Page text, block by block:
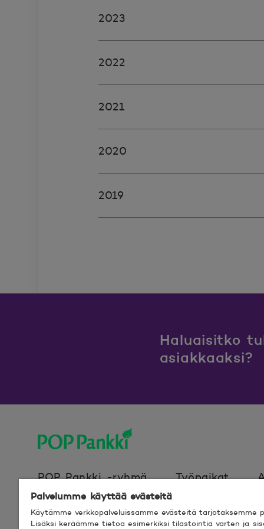
2023
2022
2021
2020
2019
Haluaisitko
asiakkaaksi?
POP Pankki -ryhmä
Työpaikat
Evästeet Verkkosivun käyttöehdot
Palvelumme käyttää evästeitä
Käytämme verkkopalveluissamme evästeitä tarjotaksemme
Lisäksi keräämme tietoa esimerkiksi tilastointia varten ja